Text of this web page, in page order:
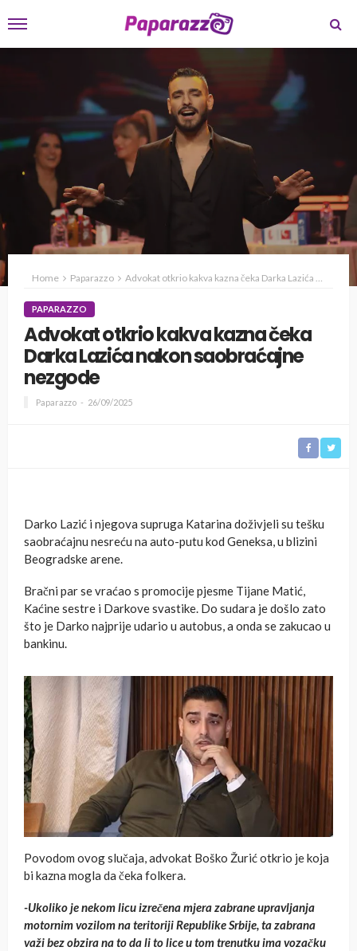
Home Paparazzo Advokat otkrio kakva kazna čeka Darka Lazića nakon saobraćajne nezgode
PAPARAZZO
Advokat otkrio kakva kazna čeka
Darka Lazića nakon saobraćajne
nezgode
Paparazzo 26/09/2025
Darko Lazić i njegova supruga Katarina doživjeli su tešku
saobraćajnu nesreću na auto-putu kod Geneksa, u blizini
Beogradske arene.
Bračni par se vraćao s promocije pjesme Tijane Matić,
Kaćine sestre i Darkove svastike. Do sudara je došlo zato
što je Darko najprije udario u autobus, a onda se zakucao u
bankinu.
Povodom ovog slučaja, advokat Boško Žurić otkrio je koja
bi kazna mogla da čeka folkera.
-Ukoliko je nekom licu izrečena mjera zabrane upravljanja
motornim vozilom na teritoriji Republike Srbije, ta zabrana
važi bez obzira na to da li to lice u tom trenutku ima vozačku